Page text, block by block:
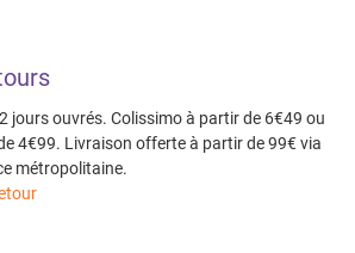
jours ouvrés. Colissimo à partir de 6€49 ou
4€99. Livraison offerte à partir de 99€ via
métropolitaine.